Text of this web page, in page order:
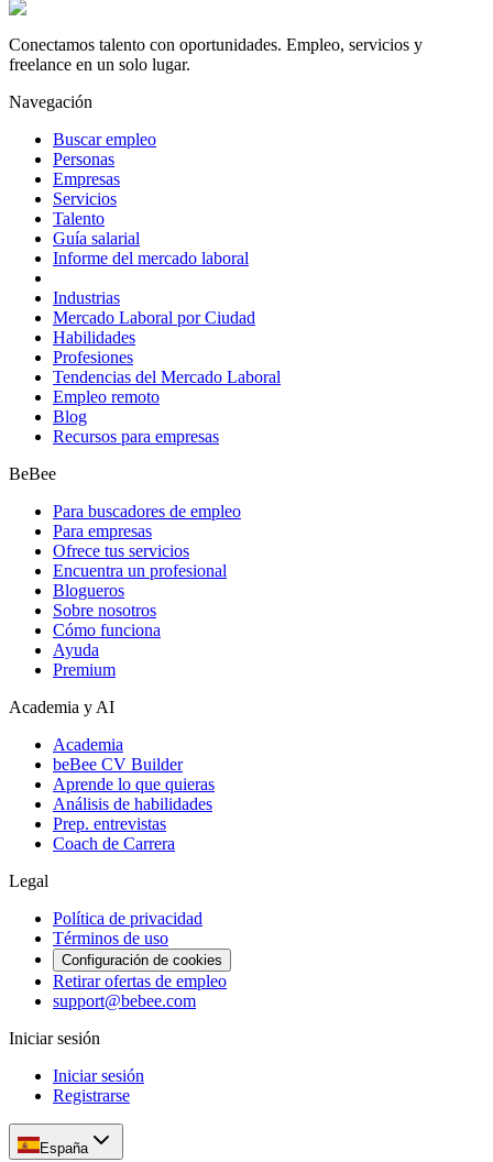
Conectamos talento con oportunidades. Empleo, servicios y
freelance en un solo lugar.
Navegación
Buscar empleo
Personas
Empresas
Servicios
Talento
Guía salarial
Informe del mercado laboral
Industrias
Mercado Laboral por Ciudad
Habilidades
Profesiones
Tendencias del Mercado Laboral
Empleo remoto
Blog
Recursos para empresas
BeBee
Para buscadores de empleo
Para empresas
Ofrece tus servicios
Encuentra un profesional
Blogueros
Sobre nosotros
Cómo funciona
Ayuda
Premium
Academia y AI
Academia
beBee CV Builder
Aprende lo que quieras
Análisis de habilidades
Prep. entrevistas
Coach de Carrera
Legal
Política de privacidad
Términos de uso
Configuración de cookies
Retirar ofertas de empleo
support@bebee.com
Iniciar sesión
Iniciar sesión
Registrarse
España